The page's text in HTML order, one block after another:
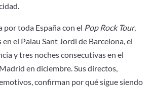
por toda España con el Pop Rock Tour,
el Palau Sant Jordi de Barcelona, el
y tres noches consecutivas en el
en diciembre. Sus directos,
confirman por qué sigue siendo